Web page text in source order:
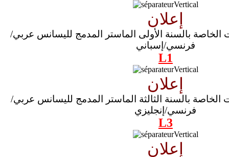
إعلان
الخاصة بالسنة الأولى الماستر المدمج لليسانس عربي/
فرنسي/إسباني
L1
إعلان
الخاصة بالسنة الثالثة الماستر المدمج لليسانس عربي/
فرنسي/إنجليزي
L3
إعلان